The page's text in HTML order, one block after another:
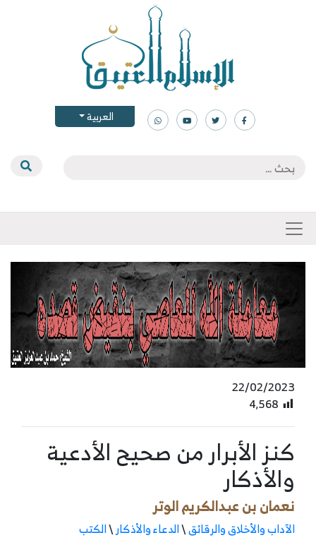
العربية
22/02/2023
4٬568
كنز الأبرار من صحيح الأدعية
والأذكار
نعمان بن عبدالكريم الوتر
الآداب والأخلاق والرقائق\الدعاء والأذكار\الكتب